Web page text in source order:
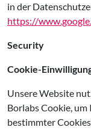
in der
https://
Security
Cookie-
Unsere Website
Borlabs Cookie,
bestimmter